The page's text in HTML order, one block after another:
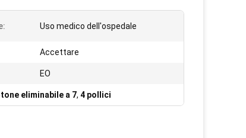
Uso medico dell'ospedale
Accettare
EO
eliminabile a 7, 4 pollici